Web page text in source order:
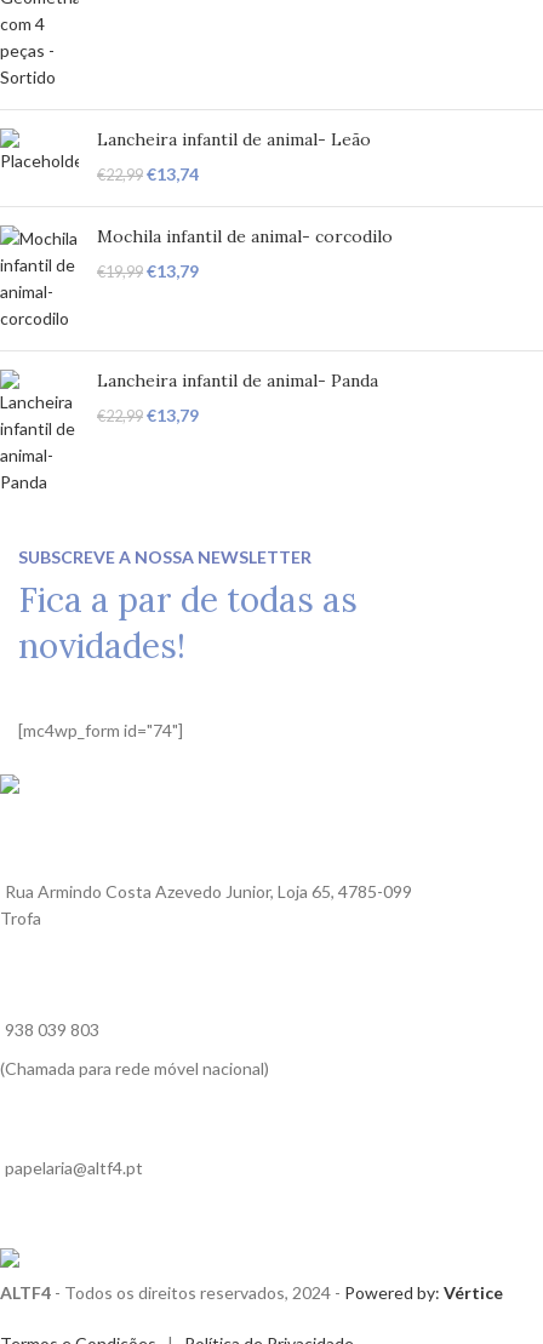
Lancheira infantil de animal- Leão
€22,99 €13,74
Mochila infantil de animal- corcodilo
€19,99 €13,79
Lancheira infantil de animal- Panda
€22,99 €13,79
SUBSCREVE A NOSSA NEWSLETTER
Fica a par de todas as
novidades!
[mc4wp_form id="74"]
Rua Armindo Costa Azevedo Junior, Loja 65, 4785-099
Trofa
938 039 803
(Chamada para rede móvel nacional)
papelaria@altf4.pt
ALTF4 - Todos os direitos reservados, 2024 - Powered by: Vértice